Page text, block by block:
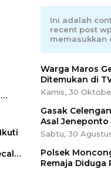
Ini adalah
recent post
memasukkan
Warga Maros
Ditemukan di
Kamis, 30
Gasak
Asal
Sabtu, 30
Polsek
Remaja Diduga